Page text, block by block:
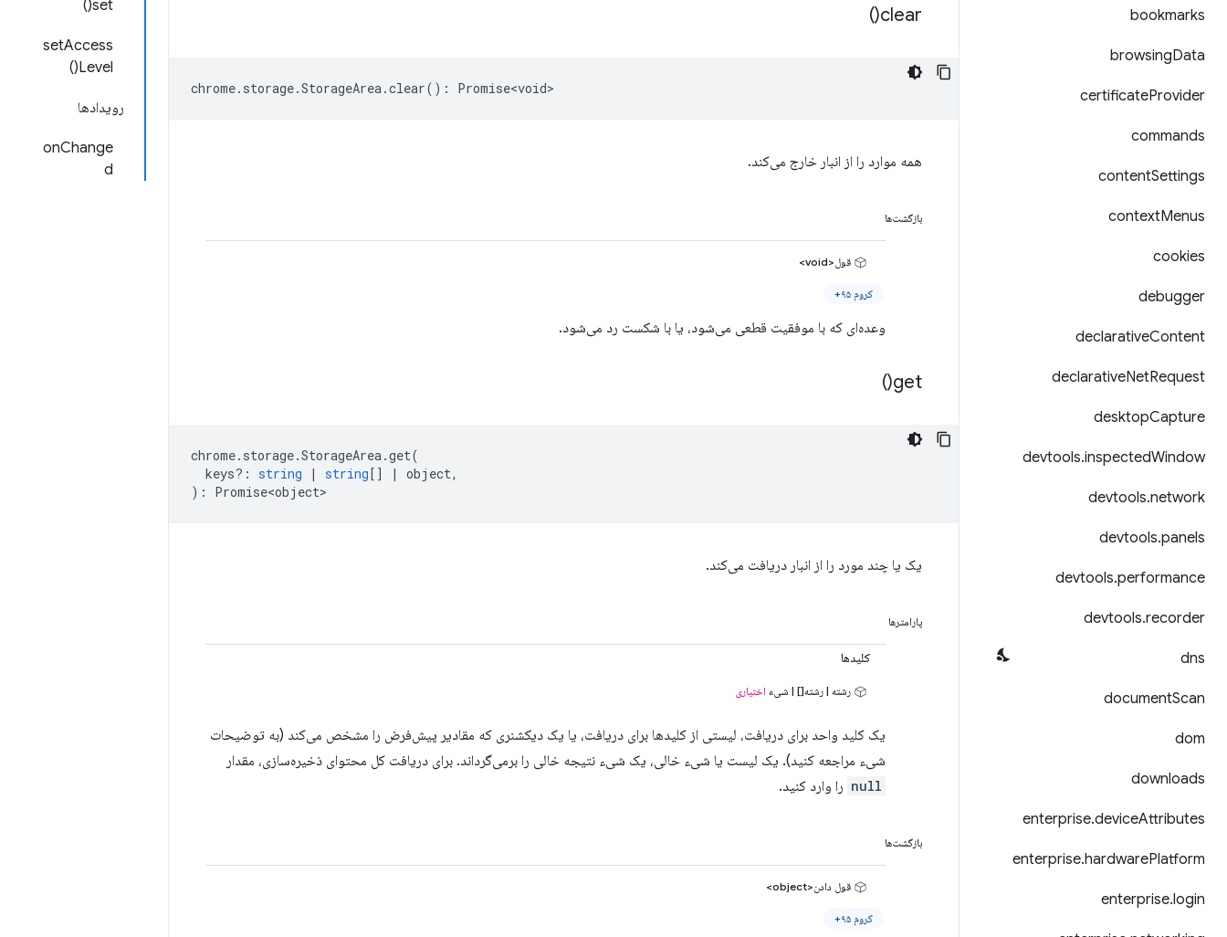
bookmarks
browsingData
certificateProvider
commands
contentSettings
contextMenus
cookies
debugger
declarativeContent
declarativeNetRequest
desktopCapture
devtools.inspectedWindow
devtools.network
devtools.panels
devtools.performance
devtools.recorder
dns
documentScan
dom
downloads
enterprise.deviceAttributes
enterprise.hardwarePlatform
enterprise.login
set()
setAccess
Level()
رویدادها
onChange
d
clear(
)
chrome. storage.StorageArea.clear() : Promise<void>
همه موارد را از انبار خارج می‌کند.
بازگشت‌ها
قول<void>
کروم ۹۵+
وعده‌ای که با موفقیت قطعی می‌شود، یا با شکست رد می‌شود.
get(
)
chrome. storage.StorageArea.get(
keys? : string | string[] | object,
) : Promise<object>
یک یا چند مورد را از انبار دریافت می‌کند.
پارامترها
کلیدها
رشته | رشته[] | شیء اختیاری
یک کلید واحد برای دریافت، لیستی از کلیدها برای دریافت، یا یک دیکشنری که مقادیر پیش‌فرض را مشخص می‌کند (به توضیحات
شیء مراجعه کنید). یک لیست یا شیء خالی، یک شیء نتیجه خالی را برمی‌گرداند. برای دریافت کل محتوای ذخیره‌سازی، مقدار
null را وارد کنید.
بازگشت‌ها
قول دادن<object>
کروم ۹۵+